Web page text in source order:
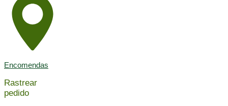
Encomendas
Rastrear
pedido